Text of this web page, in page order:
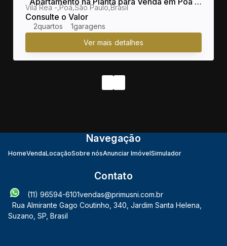
SP no bairro Vila Rea
Consulte o Valor
Vila Rea ,Poá,São Paulo,Brasil
2 1
Navegação
HomeVendaLocaçãoSobre nósAnunciar ImóvelSimulador
Contato
(11) 96594-6101vendas@primusni.com.br
Rua Almirante Gago Coutinho 340 Jardim Santa Helena
Suzano SP Brasil